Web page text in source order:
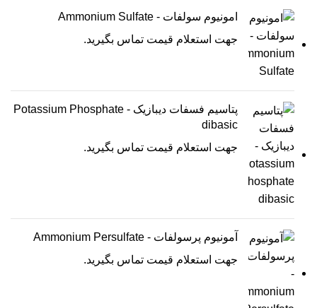
امونیوم سولفات - Ammonium Sulfate
جهت استعلام قیمت تماس بگیرید.
پتاسیم فسفات دیبازیک - Potassium Phosphate
dibasic
جهت استعلام قیمت تماس بگیرید.
آمونیوم پرسولفات - Ammonium Persulfate
جهت استعلام قیمت تماس بگیرید.